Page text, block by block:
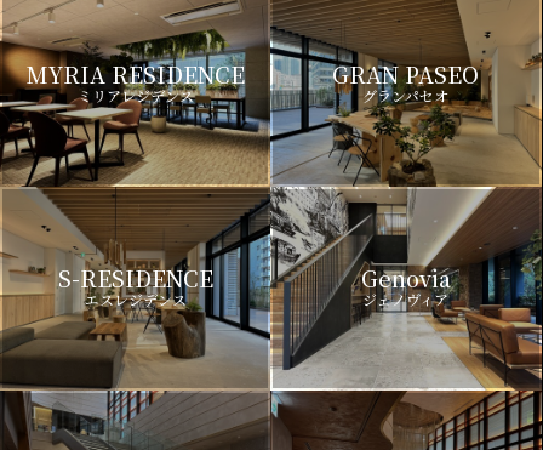
MYRIA RESIDENCE
ミリアレジデンス
GRAN PASEO
グランパセオ
S-RESIDENCE
エスレジデンス
Genovia
ジェノヴィア